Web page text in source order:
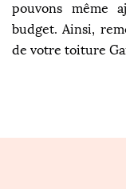
pouvons même
budget. Ainsi,
de votre toiture